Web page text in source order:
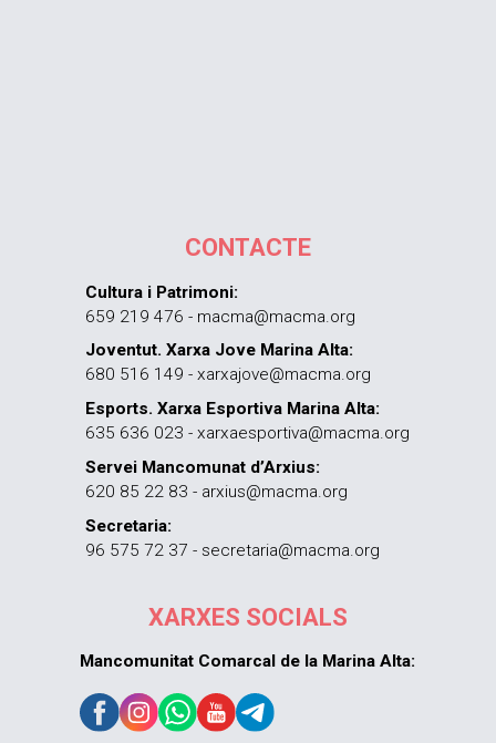
CONTACTE
Cultura i Patrimoni:
659 219 476 - macma@macma.org
Joventut. Xarxa Jove Marina Alta:
680 516 149 - xarxajove@macma.org
Esports. Xarxa Esportiva Marina Alta:
635 636 023 - xarxaesportiva@macma.org
Servei Mancomunat d’Arxius:
620 85 22 83 - arxius@macma.org
Secretaria:
96 575 72 37 - secretaria@macma.org
XARXES SOCIALS
Mancomunitat Comarcal de la Marina Alta: